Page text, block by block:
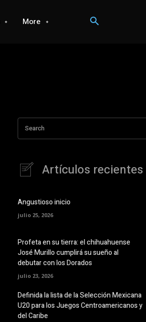
More
Search
Artículos recientes
Angustioso inicio
julio 25, 2026
Profeta en su tierra: el chihuahuense
José Murillo cumplirá su sueño al
debutar con los Dorados
julio 23, 2026
Definida la lista de la Selección Mexicana
U20 para los Juegos Centroamericanos y
del Caribe